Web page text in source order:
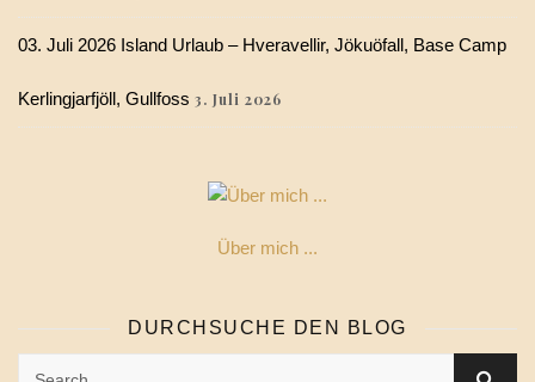
03. Juli 2026 Island Urlaub – Hveravellir, Jökuöfall, Base Camp
Kerlingjarfjöll, Gullfoss 3. Juli 2026
Über mich ...
DURCHSUCHE DEN BLOG